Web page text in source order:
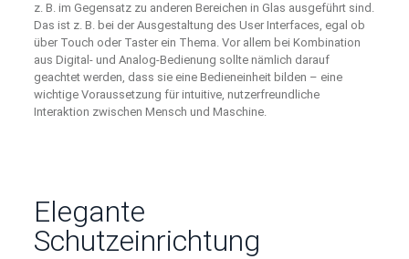
z. B. im Gegensatz zu anderen Bereichen in Glas ausgeführt sind.
Das ist z. B. bei der Ausgestaltung des User Interfaces, egal ob
über Touch oder Taster ein Thema. Vor allem bei Kombination
aus Digital- und Analog-Bedienung sollte nämlich darauf
geachtet werden, dass sie eine Bedieneinheit bilden – eine
wichtige Voraussetzung für intuitive, nutzerfreundliche
Interaktion zwischen Mensch und Maschine.
Elegante
Schutzeinrichtung